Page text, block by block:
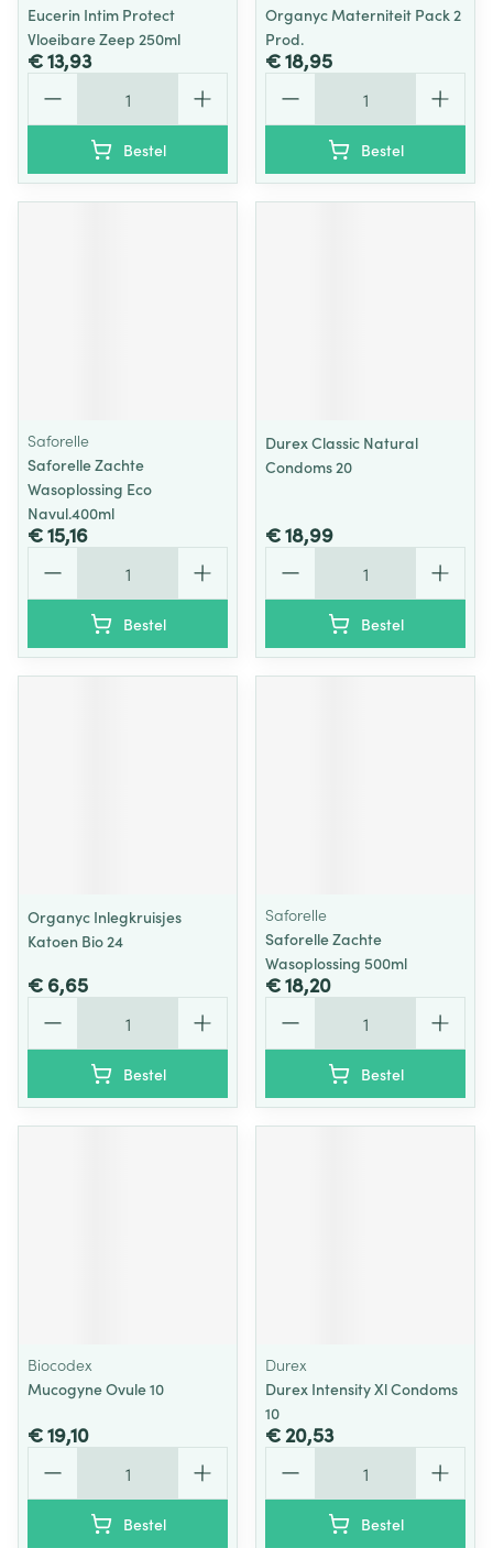
Eucerin Intim Protect
Vloeibare Zeep 250ml
€ 13,93
Bestel
Organyc Materniteit Pack 2
Prod.
€ 18,95
Bestel
Saforelle
Saforelle Zachte
Wasoplossing Eco
Navul.400ml
€ 15,16
Bestel
Durex Classic Natural
Condoms 20
€ 18,99
Bestel
Organyc Inlegkruisjes
Katoen Bio 24
€ 6,65
Bestel
Saforelle
Saforelle Zachte
Wasoplossing 500ml
€ 18,20
Bestel
Biocodex
Mucogyne Ovule 10
€ 19,10
Bestel
Durex
Durex Intensity Xl Condoms
10
€ 20,53
Bestel